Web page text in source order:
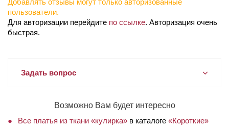
пользователи.
Для авторизации перейдите по ссылке. Авторизация очень
быстрая.
Задать вопрос
Возможно Вам будет интересно
Все платья из ткани «кулирка» в каталоге «Короткие»